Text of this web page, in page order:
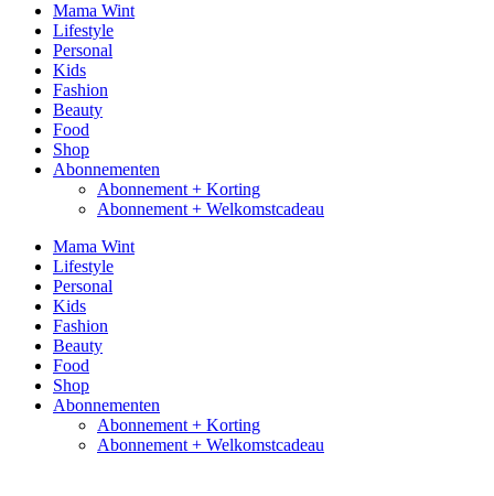
Mama Wint
Lifestyle
Personal
Kids
Fashion
Beauty
Food
Shop
Abonnementen
Abonnement + Korting
Abonnement + Welkomstcadeau
Mama Wint
Lifestyle
Personal
Kids
Fashion
Beauty
Food
Shop
Abonnementen
Abonnement + Korting
Abonnement + Welkomstcadeau